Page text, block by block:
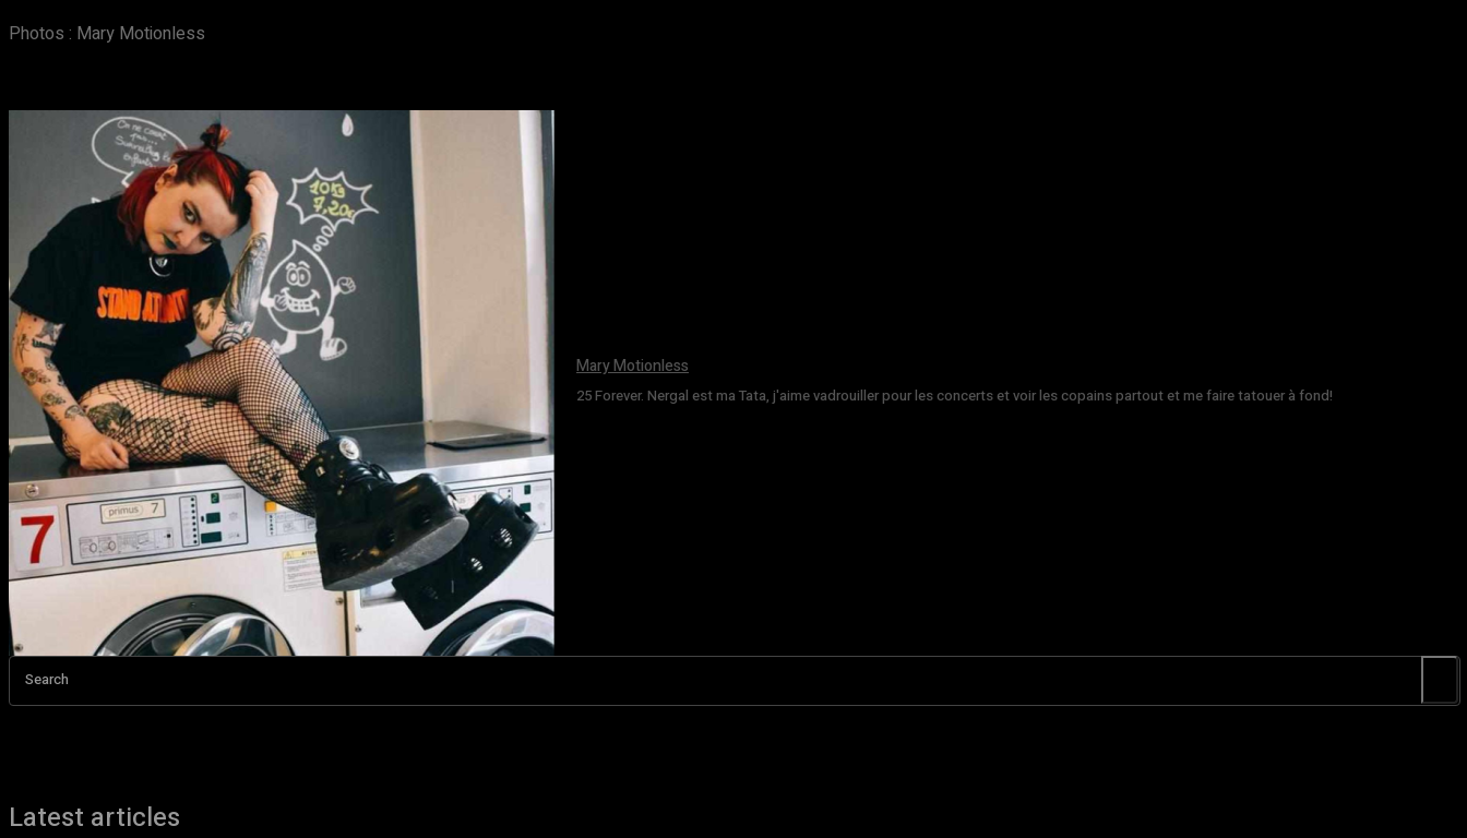
Photos : Mary Motionless
Mary Motionless
25 Forever. Nergal est ma Tata, j'aime vadrouiller pour les concerts et voir les copains partout et me faire tatouer à fond!
Search
Latest articles